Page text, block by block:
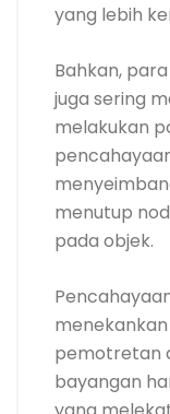
yang lebih
Bahkan,
juga sering
melakukan
menutup
pada objek.
pemotretan
bayangan